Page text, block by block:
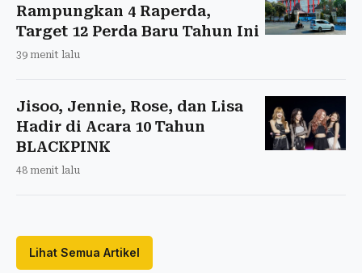
Rampungkan 4 Raperda,
Target 12 Perda Baru Tahun Ini
39 menit lalu
Jisoo, Jennie, Rose, dan Lisa
Hadir di Acara 10 Tahun
BLACKPINK
48 menit lalu
Lihat Semua Artikel